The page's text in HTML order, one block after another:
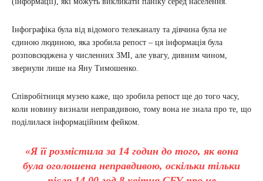
Інфографіка була від відомого телеканалу та дівчина була не
єдиною людиною, яка зробила репост – ця інформація була
розповсюджена у численних ЗМІ, але увагу, дивним чином,
звернули лише на Яну Тимошенко.
Співробітниця музею каже, що зробила репост ще до того часу,
коли новину визнали неправдивою, тому вона не знала про те, що
поділилася інформаційним фейком.
«Я її розмістила за 14 годин до того, як вона
була оголошена неправдивою, оскільки тільки